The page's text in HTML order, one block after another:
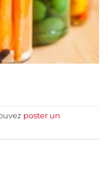
poster un